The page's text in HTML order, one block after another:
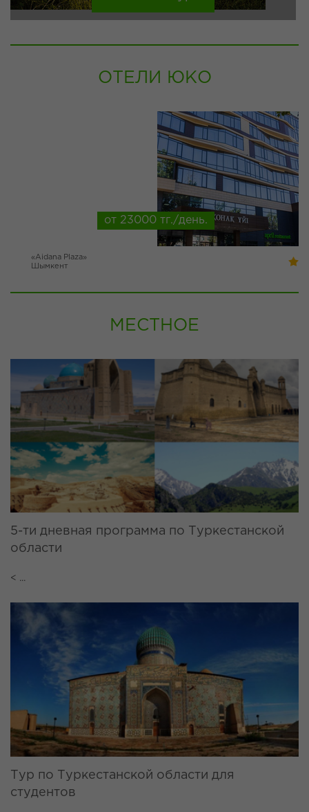
ОТЕЛИ ЮКО
от 23000 тг./день.
«Aidana Plaza»
Шымкент
МЕСТНОЕ
5-ти дневная программа по Туркестанской
области
< ...
Тур по Туркестанской области для
студентов